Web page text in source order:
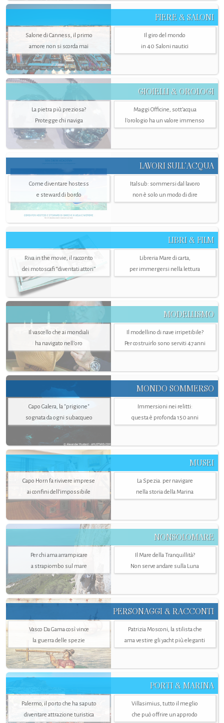
FIERE & SALONI
Salone di Canness, il primo
amore non si scorda mai
Il giro del mondo
in 40 Saloni nautici
GIOIELLI & OROLOGI
La pietra più preziosa?
Protegge chi naviga
Maggi Officine, sott’acqua
l'orologio ha un valore immenso
LAVORI SULL’ACQUA
Come diventare hostess
e steward di bordo
Italsub: sommersi dal lavoro
non è solo un modo di dire
LIBRI & FILM
Riva in the movie, il racconto
dei motoscafi “diventati attori”
Libreria Mare di carta,
per immergersi nella lettura
MODELLISMO
Il vascello che ai mondiali
ha navigato nell’oro
Il modellino di nave irripetibile?
Per costruirlo sono serviti 47 anni
MONDO SOMMERSO
Capo Galera, la "prigione"
sognata da ogni subacqueo
Immersioni nei relitti:
questa è profonda 150 anni
MUSEI
Capo Horn fa rivivere imprese
ai confini dell’impossibile
La Spezia. per navigare
nella storia della Marina
NONSOLOMARE
Per chi ama arrampicare
a strapiombo sul mare
Il Mare della Tranquillità?
Non serve andare sulla Luna
PERSONAGGI & RACCONTI
Vasco Da Gama così vince
la guerra delle spezie
Patrizia Mosconi, la stilista che
ama vestire gli yacht più eleganti
PORTI & MARINA
Palermo, il porto che ha saputo
diventare attrazione turistica
Villasimius, tutto il meglio
che può offrire un approdo